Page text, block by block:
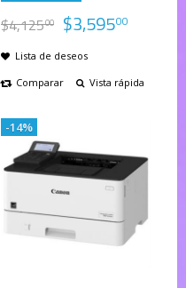
$4,12500 $3,59500
Lista de deseos
Comparar
Vista rápida
-14%